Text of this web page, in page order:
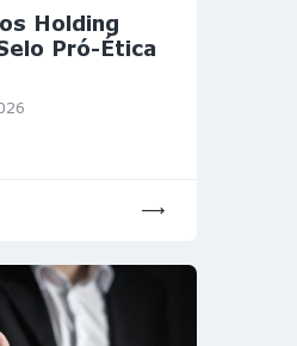
Holding
Pró-Ética